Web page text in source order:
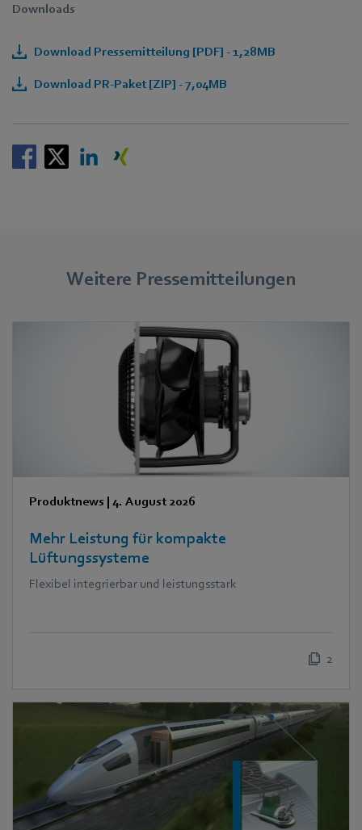
Downloads
Download Pressemitteilung [PDF] - 1,28MB
Download PR-Paket [ZIP] - 7,04MB
Weitere Pressemitteilungen
Produktnews | 4. August 2026
Mehr Leistung für kompakte
Lüftungssysteme
Flexibel integrierbar und leistungsstark
2